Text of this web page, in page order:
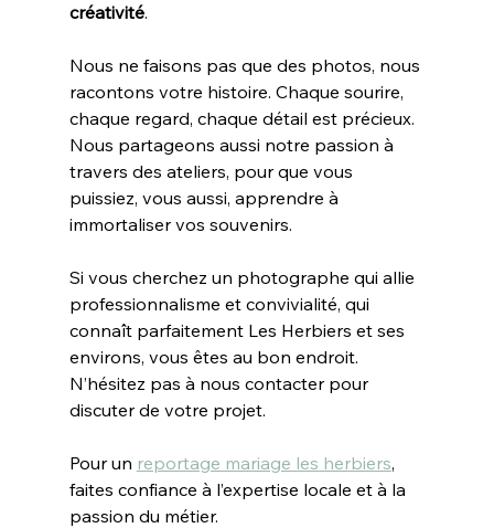
créativité.
Nous ne faisons pas que des photos, nous
racontons votre histoire. Chaque sourire,
chaque regard, chaque détail est précieux.
Nous partageons aussi notre passion à
travers des ateliers, pour que vous
puissiez, vous aussi, apprendre à
immortaliser vos souvenirs.
Si vous cherchez un photographe qui allie
professionnalisme et convivialité, qui
connaît parfaitement Les Herbiers et ses
environs, vous êtes au bon endroit.
N’hésitez pas à nous contacter pour
discuter de votre projet.
Pour un reportage mariage les herbiers,
faites confiance à l’expertise locale et à la
passion du métier.